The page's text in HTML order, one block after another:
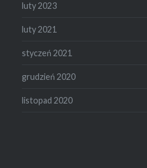
luty 2023
luty 2021
styczeń 2021
grudzień 2020
listopad 2020